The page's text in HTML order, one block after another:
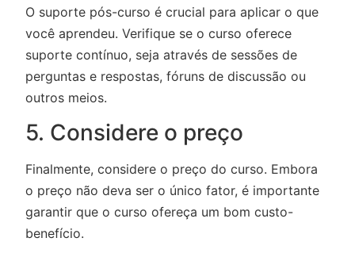
O suporte pós-curso é crucial para aplicar o que
você aprendeu. Verifique se o curso oferece
suporte contínuo, seja através de sessões de
perguntas e respostas, fóruns de discussão ou
outros meios.
5. Considere o preço
Finalmente, considere o preço do curso. Embora
o preço não deva ser o único fator, é importante
garantir que o curso ofereça um bom custo-
benefício.